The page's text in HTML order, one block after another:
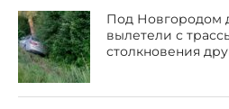
Под Новгородом
вылетели с
столкновения